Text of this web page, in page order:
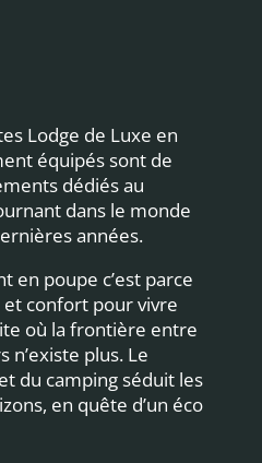
Lodge de Luxe en
équipés sont de
dédiés au
dans le monde
années.
en poupe c’est parce
et confort pour vivre
où la frontière entre
n’existe plus. Le
du camping séduit les
en quête d’un éco